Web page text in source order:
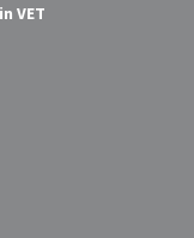
VET